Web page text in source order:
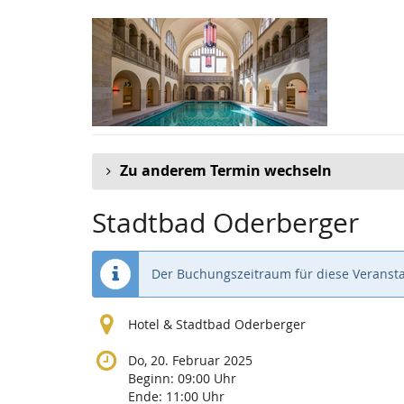
Zu anderem Termin wechseln
Stadtbad Oderberger
Der Buchungszeitraum für diese
Hotel & Stadtbad Oderberger
Do, 20. Februar 2025
Beginn: 09:00 Uhr
Ende: 11:00 Uhr